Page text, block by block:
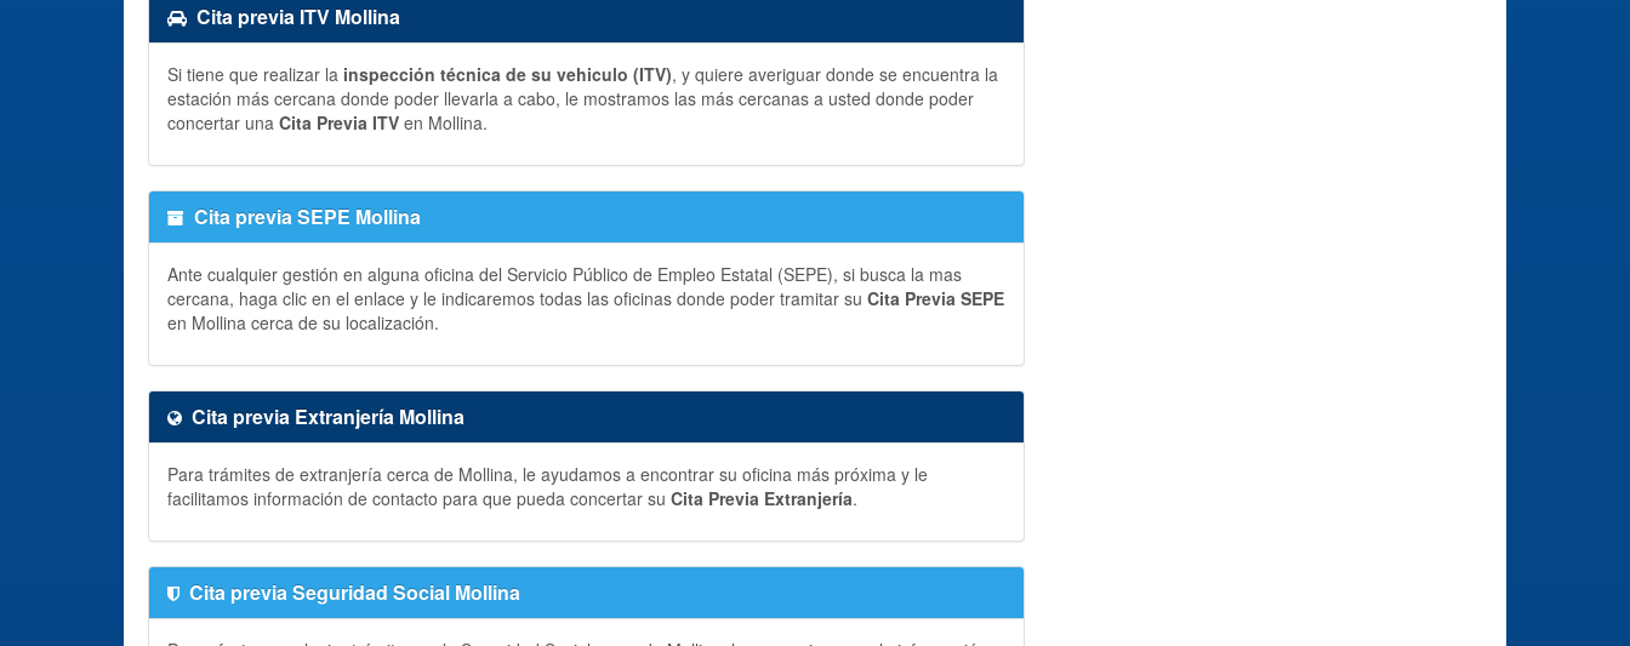
Cita previa ITV Mollina
Si tiene que realizar la inspección técnica de su vehiculo (ITV), y quiere averiguar donde se encuentra la
estación más cercana donde poder llevarla a cabo, le mostramos las más cercanas a usted donde poder
concertar una Cita Previa ITV en Mollina.
Cita previa SEPE Mollina
Ante cualquier gestión en alguna oficina del Servicio Público de Empleo Estatal (SEPE), si busca la mas
cercana, haga clic en el enlace y le indicaremos todas las oficinas donde poder tramitar su Cita Previa SEPE
en Mollina cerca de su localización.
Cita previa Extranjería Mollina
Para trámites de extranjería cerca de Mollina, le ayudamos a encontrar su oficina más próxima y le
facilitamos información de contacto para que pueda concertar su Cita Previa Extranjería.
Cita previa Seguridad Social Mollina